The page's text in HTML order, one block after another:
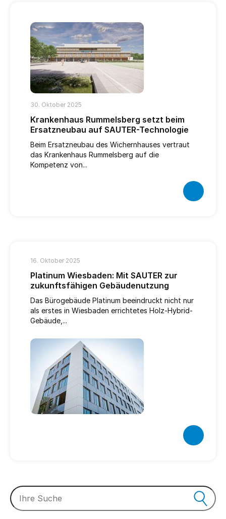
30. Oktober 2025
Krankenhaus Rummelsberg setzt beim
Ersatzneubau auf SAUTER-Technologie
Beim Ersatzneubau des Wichernhauses vertraut
das Krankenhaus Rummelsberg auf die
Kompetenz von...
16. Oktober 2025
Platinum Wiesbaden: Mit SAUTER zur
zukunftsfähigen Gebäudenutzung
Das Bürogebäude Platinum beeindruckt nicht nur
als erstes in Wiesbaden errichtetes Holz-Hybrid-
Gebäude,...